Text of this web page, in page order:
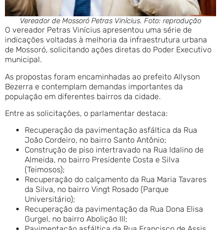
Vereador de Mossoró Petras Vinícius. Foto: reprodução
O vereador Petras Vinícius apresentou uma série de
indicações voltadas à melhoria da infraestrutura urbana
de Mossoró, solicitando ações diretas do Poder Executivo
municipal.
As propostas foram encaminhadas ao prefeito Allyson
Bezerra e contemplam demandas importantes da
população em diferentes bairros da cidade.
Entre as solicitações, o parlamentar destaca:
Recuperação da pavimentação asfáltica da Rua
João Cordeiro, no bairro Santo Antônio;
Construção de piso intertravado na Rua Idalino de
Almeida, no bairro Presidente Costa e Silva
(Teimosos);
Recuperação do calçamento da Rua Maria Tavares
da Silva, no bairro Vingt Rosado (Parque
Universitário);
Recuperação da pavimentação da Rua Dona Elisa
Gurgel, no bairro Abolição III;